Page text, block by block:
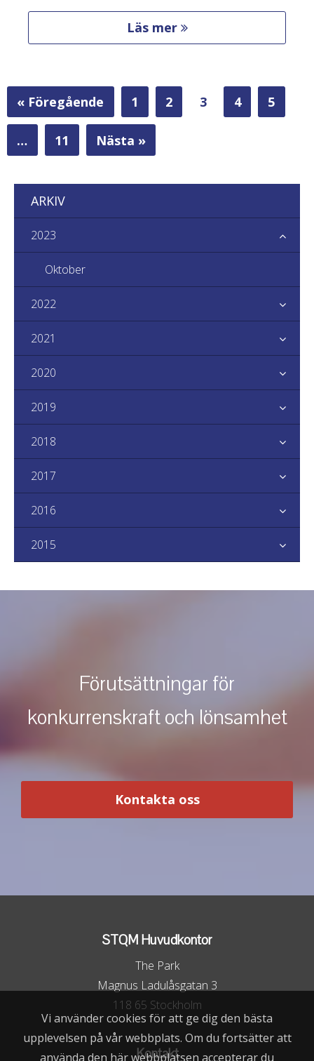
Läs mer
« Föregående 1 2 3 4 5
… 11 Nästa »
ARKIV
2023
Oktober
2022
2021
2020
2019
2018
2017
2016
2015
Förutsättningar för
konkurrenskraft och lönsamhet
Kontakta oss
STQM Huvudkontor
The Park
Magnus Ladulåsgatan 3
118 65 Stockholm
Kontakt
Vi använder cookies för att ge dig den bästa
upplevelsen på vår webbplats. Om du fortsätter att
använda den här webbplatsen accepterar du